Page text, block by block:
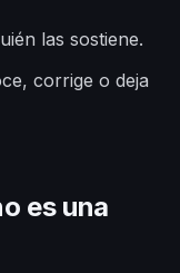
las sostiene.
corrige o deja
es una